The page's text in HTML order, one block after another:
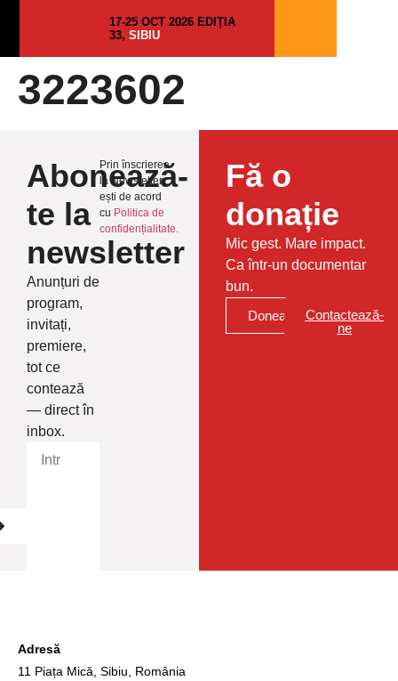
17-25 OCT 2026 EDIȚIA
33, SIBIU
3223602
Abonează-
te la
newsletter
Anunțuri de
program,
invitați,
premiere,
tot ce
contează
— direct în
inbox.
Prin înscrierea
la Newsletter
ești de acord
cu Politica de
confidențialitate.
Fă o
donație
Mic gest. Mare impact.
Ca într-un documentar
bun.
Donează
Contactează-
ne
Adresă
11 Piața Mică, Sibiu, România